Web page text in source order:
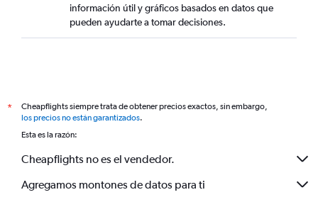
información útil y gráficos basados en datos que
pueden ayudarte a tomar decisiones.
*
Cheapflights siempre trata de obtener precios exactos, sin embargo,
los precios no están garantizados.
Esta es la razón:
Cheapflights no es el vendedor.
Agregamos montones de datos para ti